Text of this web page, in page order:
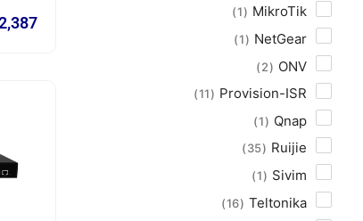
MikroTik
1
NetGear
1
ONV
2
Provision-ISR
11
Qnap
1
Ruijie
35
Sivim
1
Teltonika
16